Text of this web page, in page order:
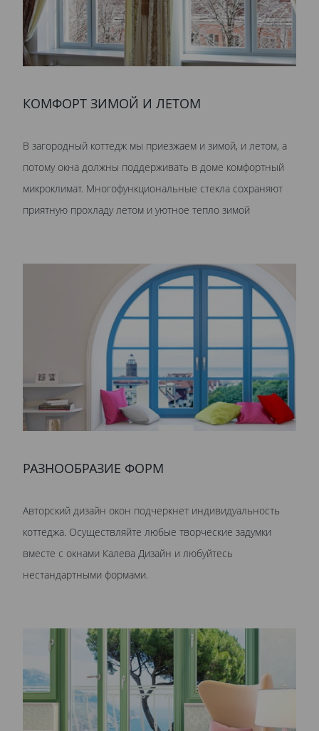
КОМФОРТ ЗИМОЙ И ЛЕТОМ
В загородный коттедж мы приезжаем и зимой, и летом, а
потому окна должны поддерживать в доме комфортный
микроклимат. Многофункциональные стекла сохраняют
приятную прохладу летом и уютное тепло зимой
РАЗНООБРАЗИЕ ФОРМ
Авторский дизайн окон подчеркнет индивидуальность
коттеджа. Осуществляйте любые творческие задумки
вместе с окнами Калева Дизайн и любуйтесь
нестандартными формами.